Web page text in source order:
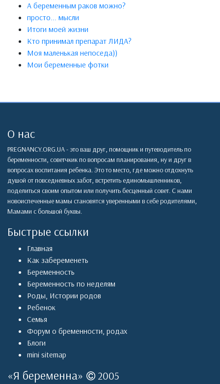
А беременным раков можно?
просто... мысли
Итоги моей жизни
Кто принимал препарат ЛИДА?
Моя маленькая непоседа))
Мои беременные фотки
О нас
PREGNANCY.ORG.UA - это ваш друг, помощник и путеводитель по
беременности, советчкик по вопросам планирования, ну и друг в
вопросах воспитания ребенка. Это то место, где можно отдохнуть
душой от повседневных забот, встретить единомышленников,
поделиться своим опытом или получить бесценный совет. С нами
новоиспеченные мамы становятся уверенными в себе родителями,
Мамами с большой буквы.
Быстрые ссылки
Главная
Как забеременеть
Беременность
Беременность по неделям
Роды, Истории родов
Ребенок
Семья
Форум о бременности, родах
Блоги
mini sitemap
«Я беременна» 2005